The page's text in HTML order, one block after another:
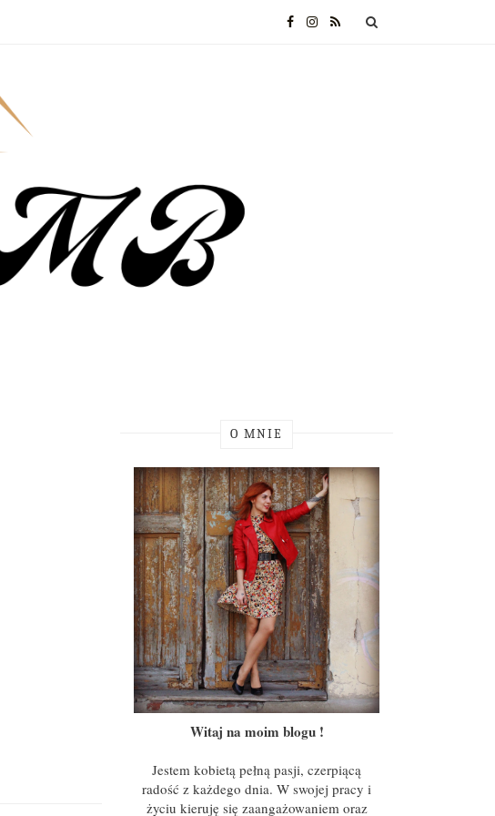
O MNIE
Witaj na moim blogu !
Jestem kobietą pełną pasji, czerpiącą
radość z każdego dnia. W swojej pracy i
życiu kieruję się zaangażowaniem oraz